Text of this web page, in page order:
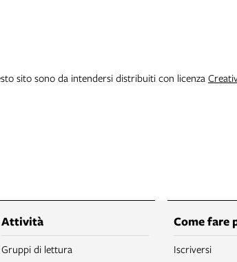
sito sono da intendersi distribuiti con licenza
Attività
Gruppi di lettura
Come fare
Iscriversi